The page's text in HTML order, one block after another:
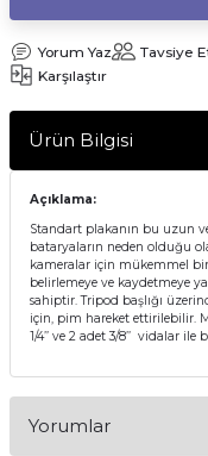
Yorum Yaz Tavsiye
Karşılaştır
Ürün Bilgisi
Açıklama:
Standart plakanın bu uzun
bataryaların neden olduğu
kameralar için mükemmel
belirlemeye ve kaydetmeye
sahiptir. Tripod başlığı
için, pim hareket ettirilebilir.
1/4’’ ve 2 adet 3/8’’ vidalar ile
Yorumlar